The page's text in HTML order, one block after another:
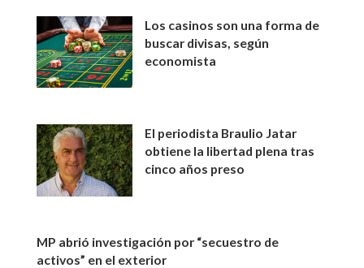
Los casinos son una forma de
buscar divisas, según
economista
El periodista Braulio Jatar
obtiene la libertad plena tras
cinco años preso
MP abrió investigación por “secuestro de
activos” en el exterior